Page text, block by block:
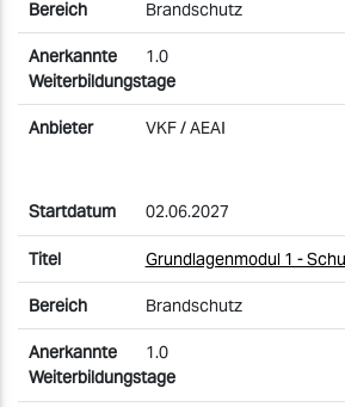
Brandschutz
1.0
VKF / AEAI
02.06.2027
Grundlagenmodul 1 -
Brandschutz
1.0